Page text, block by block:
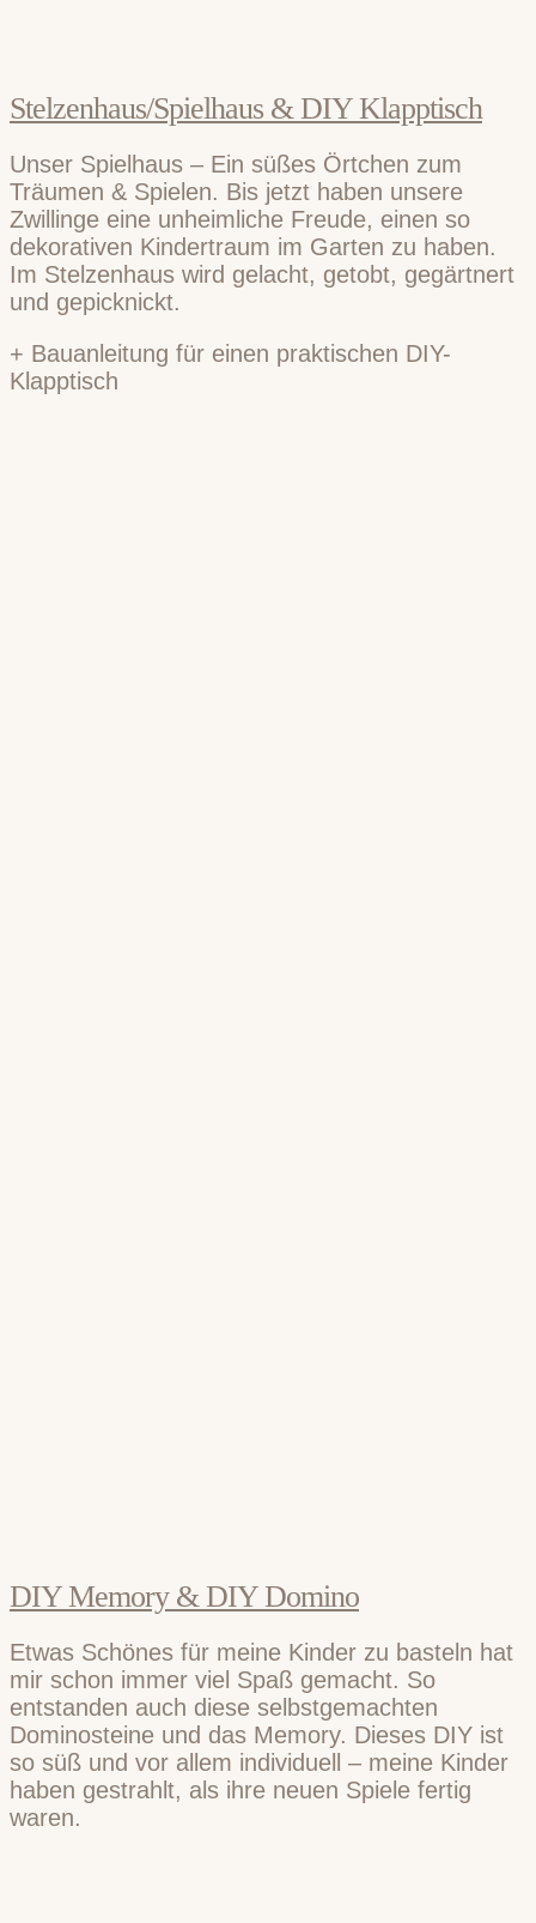
Stelzenhaus/Spielhaus & DIY Klapptisch
Unser Spielhaus – Ein süßes Örtchen zum
Träumen & Spielen. Bis jetzt haben unsere
Zwillinge eine unheimliche Freude, einen so
dekorativen Kindertraum im Garten zu haben.
Im Stelzenhaus wird gelacht, getobt, gegärtnert
und gepicknickt.
+ Bauanleitung für einen praktischen DIY-
Klapptisch
DIY Memory & DIY Domino
Etwas Schönes für meine Kinder zu basteln hat
mir schon immer viel Spaß gemacht. So
entstanden auch diese selbstgemachten
Dominosteine und das Memory. Dieses DIY ist
so süß und vor allem individuell – meine Kinder
haben gestrahlt, als ihre neuen Spiele fertig
waren.